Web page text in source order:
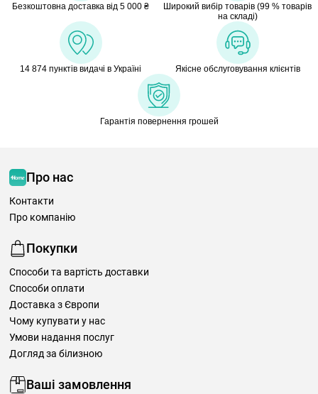
Безкоштовна доставка від 5 000 ₴
Широкий вибір товарів (99 % товарів
на складі)
14 874 пунктів видачі в Україні Якісне обслуговування клієнтів
Гарантія повернення грошей
Про нас
Контакти
Про компанію
Покупки
Способи та вартість доставки
Способи оплати
Доставка з Європи
Чому купувати у нас
Умови надання послуг
Догляд за білизною
Ваші замовлення